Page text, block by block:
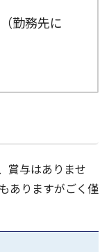
勤務先に
賞与はありませ
ありますがごく僅